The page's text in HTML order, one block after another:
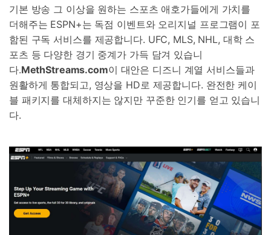
기본 방송 그 이상을 원하는 스포츠 애호가들에게 가치를
더해주는 ESPN+는 독점 이벤트와 오리지널 프로그램이 포
함된 구독 서비스를 제공합니다. UFC, MLS, NHL, 대학 스
포츠 등 다양한 경기 중계가 가득 담겨 있습니
다.MethStreams.com이 대안은 디즈니 계열 서비스들과
원활하게 통합되고, 영상을 HD로 제공합니다. 완전한 케이
블 패키지를 대체하지는 않지만 꾸준한 인기를 얻고 있습니
다.